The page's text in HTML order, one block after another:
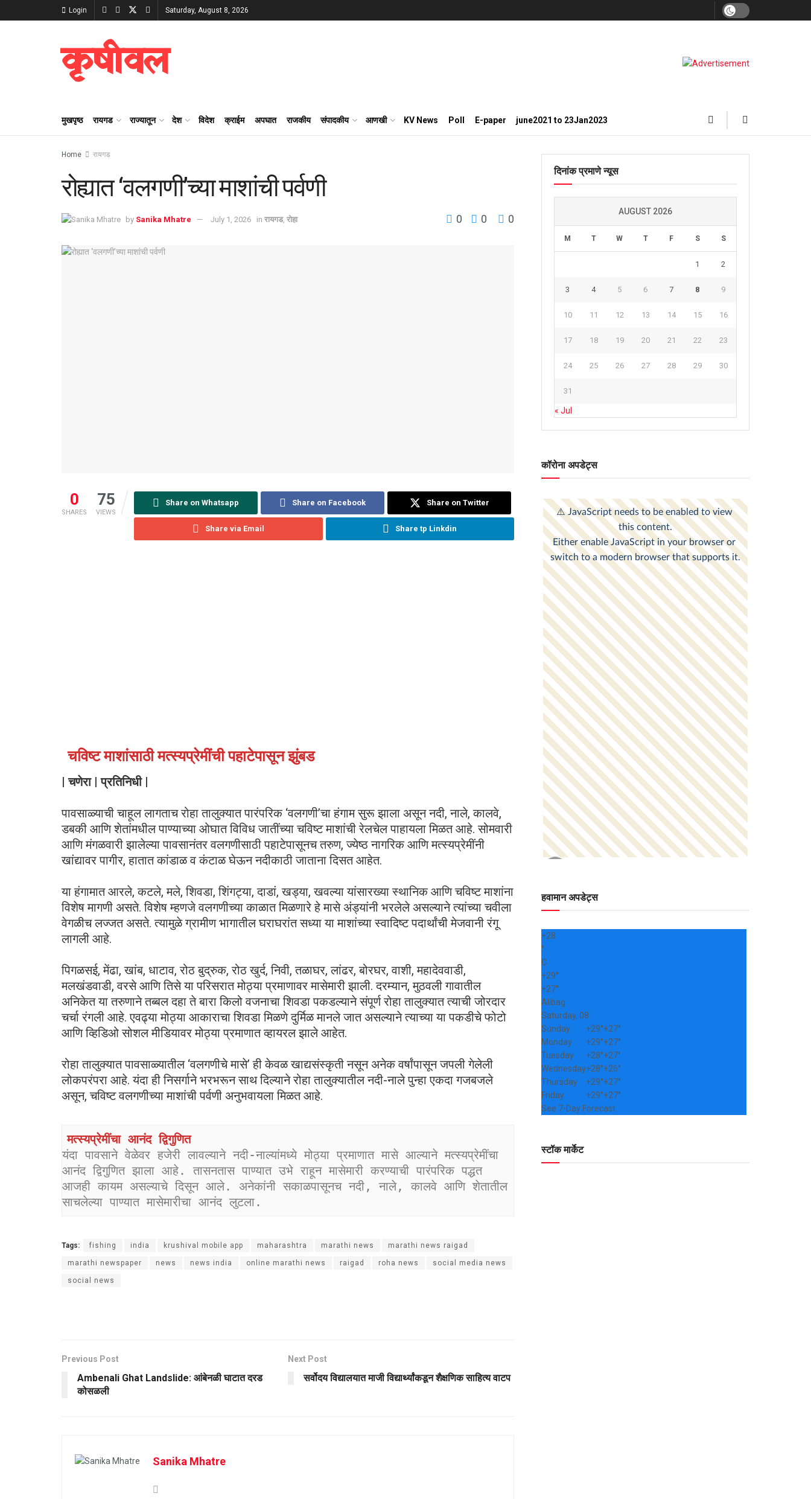
Login Saturday, August 8, 2026
कृषीवल
मुखपृष्ठ रायगड राज्यातून देश विदेश क्राईम अपघात राजकीय संपादकीय आणखी KV News Poll E-paper june2021 to 23Jan2023
Home रायगड
रोह्यात ‘वलगणी’च्या माशांची पर्वणी
by Sanika Mhatre July 1, 2026 in रायगड, रोहा 0 0 0
0
SHARES
75
VIEWS
Share on Whatsapp Share on Facebook Share on Twitter
Share via Email Share tp Linkdin
चविष्ट माशांसाठी मत्स्यप्रेमींची पहाटेपासून झुंबड
| चणेरा | प्रतिनिधी |
पावसाळ्याची चाहूल लागताच रोहा तालुक्यात पारंपरिक ‘वलगणी’चा हंगाम सुरू झाला असून नदी, नाले, कालवे,
डबकी आणि शेतांमधील पाण्याच्या ओघात विविध जातींच्या चविष्ट माशांची रेलचेल पाहायला मिळत आहे. सोमवारी
आणि मंगळवारी झालेल्या पावसानंतर वलगणीसाठी पहाटेपासूनच तरुण, ज्येष्ठ नागरिक आणि मत्स्यप्रेमींनी
खांद्यावर पागीर, हातात कांडाळ व कंटाळ घेऊन नदीकाठी जाताना दिसत आहेत.
या हंगामात आरले, कटले, मले, शिवडा, शिंगट्या, दाडां, खड्या, खवल्या यांसारख्या स्थानिक आणि चविष्ट माशांना
विशेष मागणी असते. विशेष म्हणजे वलगणीच्या काळात मिळणारे हे मासे अंड्यांनी भरलेले असल्याने त्यांच्या चवीला
वेगळीच लज्जत असते. त्यामुळे ग्रामीण भागातील घराघरांत सध्या या माशांच्या स्वादिष्ट पदार्थांची मेजवानी रंगू
लागली आहे.
पिगळसई, मेंढा, खांब, धाटाव, रोठ बुद्रुक, रोठ खुर्द, निवी, तळाघर, लांढर, बोरघर, वाशी, महादेववाडी,
मलखंडवाडी, वरसे आणि तिसे या परिसरात मोठ्या प्रमाणावर मासेमारी झाली. दरम्यान, मुठवली गावातील
अनिकेत या तरुणाने तब्बल दहा ते बारा किलो वजनाचा शिवडा पकडल्याने संपूर्ण रोहा तालुक्यात त्याची जोरदार
चर्चा रंगली आहे. एवढ्या मोठ्या आकाराचा शिवडा मिळणे दुर्मिळ मानले जात असल्याने त्याच्या या पकडीचे फोटो
आणि व्हिडिओ सोशल मीडियावर मोठ्या प्रमाणात व्हायरल झाले आहेत.
रोहा तालुक्यात पावसाळ्यातील ‘वलगणीचे मासे’ ही केवळ खाद्यसंस्कृती नसून अनेक वर्षांपासून जपली गेलेली
लोकपरंपरा आहे. यंदा ही निसर्गाने भरभरून साथ दिल्याने रोहा तालुक्यातील नदी-नाले पुन्हा एकदा गजबजले
असून, चविष्ट वलगणीच्या माशांची पर्वणी अनुभवायला मिळत आहे.
मत्स्यप्रेमींचा आनंद द्विगुणित
यंदा पावसाने वेळेवर हजेरी लावल्याने नदी-नाल्यांमध्ये मोठ्या प्रमाणात मासे आल्याने मत्स्यप्रेमींचा
आनंद द्विगुणित झाला आहे. तासनतास पाण्यात उभे राहून मासेमारी करण्याची पारंपरिक पद्धत
आजही कायम असल्याचे दिसून आले. अनेकांनी सकाळपासूनच नदी, नाले, कालवे आणि शेतातील
साचलेल्या पाण्यात मासेमारीचा आनंद लुटला.
Tags: fishing india krushival mobile app maharashtra marathi news marathi news raigad
marathi newspaper news news india online marathi news raigad roha news social media news
social news
Previous Post
Ambenali Ghat Landslide: आंबेनळी घाटात दरड
कोसळली
Next Post
सर्वोदय विद्यालयात माजी विद्यार्थ्यांकडून शैक्षणिक साहित्य वाटप
Sanika Mhatre
दिनांक प्रमाणे न्यूस
AUGUST 2026
M T W T F S S
1 2
3 4 5 6 7 8 9
10 11 12 13 14 15 16
17 18 19 20 21 22 23
24 25 26 27 28 29 30
31
« Jul
कॉरोना अपडेट्स
हवामान अपडेट्स
+28
°
C
+29°
+27°
Alibag
Saturday, 08
Sunday
+29°+27°
Monday
+29°+27°
Tuesday
+28°+27°
Wednesday+28°+26°
Thursday
+29°+27°
Friday
+29°+27°
See 7-Day Forecast
स्टॉक मार्केट